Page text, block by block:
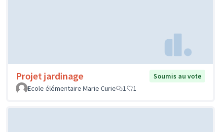
Projet jardinage
Soumis au vote
Ecole élémentaire Marie Curie
1 1